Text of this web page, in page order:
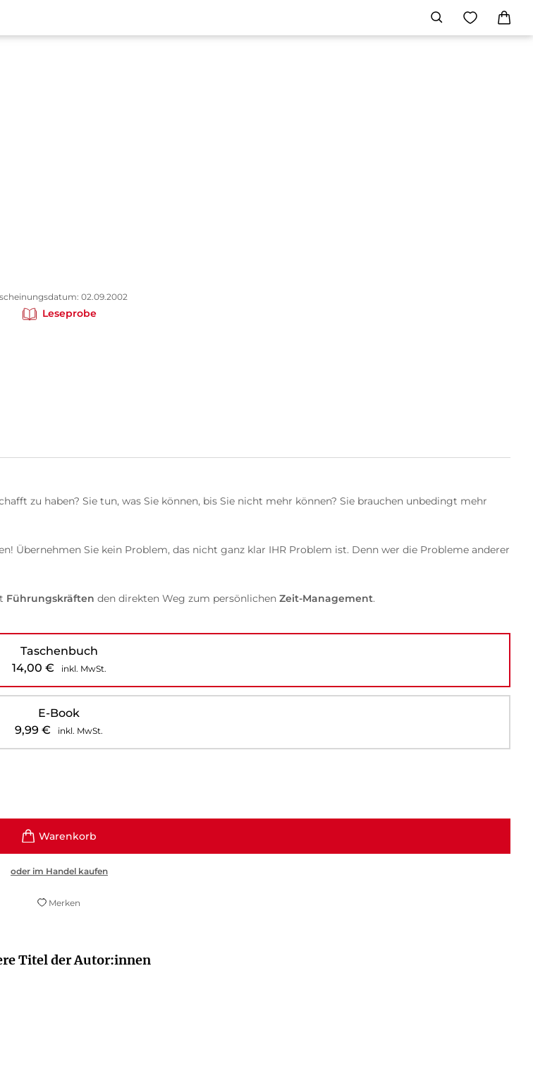
02.09.2002
Leseprobe
zu haben? Sie tun, was Sie können, bis Sie nicht mehr können? Sie brauchen unbedingt mehr
Übernehmen Sie kein Problem, das nicht ganz klar IHR Problem ist. Denn wer die Probleme anderer
Führungskräften den direkten Weg zum persönlichen Zeit-Management.
Taschenbuch
14,00 € inkl. MwSt.
E-Book
9,99€ inkl. MwSt.
oder im Handel kaufen
Merken
Titel der Autor:innen